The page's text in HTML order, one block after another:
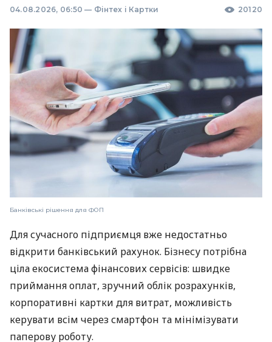
04.08.2026, 06:50 — Фінтех і Картки 20120
Банківські рішення для ФОП
Для сучасного підприємця вже недостатньо
відкрити банківський рахунок. Бізнесу потрібна
ціла екосистема фінансових сервісів: швидке
приймання оплат, зручний облік розрахунків,
корпоративні картки для витрат, можливість
керувати всім через смартфон та мінімізувати
паперову роботу.